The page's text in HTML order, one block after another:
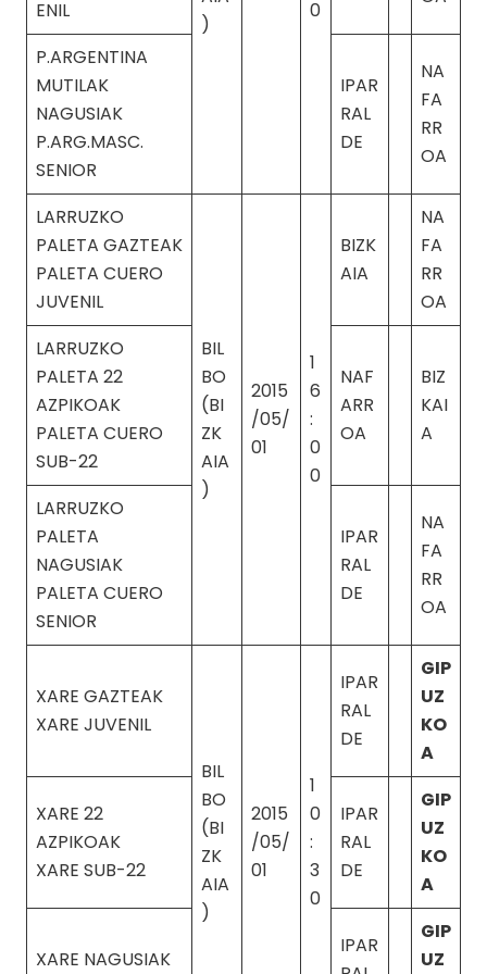
)
0
ENIL
P.ARGENTINA
MUTILAK
NAGUSIAK
P.ARG.MASC.
SENIOR
IPAR
RAL
DE
NA
FA
RR
OA
LARRUZKO
PALETA GAZTEAK
PALETA CUERO
JUVENIL
BIL
BO
(BI
ZK
AIA
)
2015
/05/
01
1
6
:
0
0
BIZK
AIA
NA
FA
RR
OA
LARRUZKO
PALETA 22
AZPIKOAK
PALETA CUERO
SUB-22
NAF
ARR
OA
BIZ
KAI
A
LARRUZKO
PALETA
NAGUSIAK
PALETA CUERO
SENIOR
IPAR
RAL
DE
NA
FA
RR
OA
XARE GAZTEAK
XARE JUVENIL
BIL
BO
(BI
ZK
AIA
)
2015
/05/
01
1
0
:
3
0
IPAR
RAL
DE
GIP
UZ
KO
A
XARE 22
AZPIKOAK
XARE SUB-22
IPAR
RAL
DE
GIP
UZ
KO
A
XARE NAGUSIAK
IPAR
GIP
UZ